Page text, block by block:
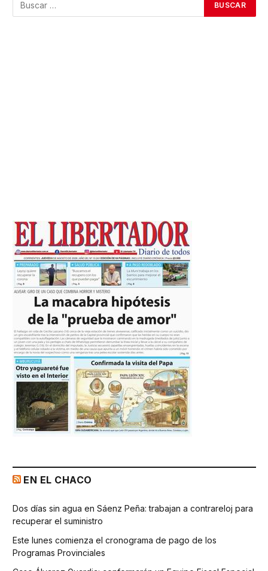
EN EL CHACO
Dos días sin agua en Sáenz Peña: trabajan a contrareloj para
recuperar el suministro
Este lunes comienza el cronograma de pago de los
Programas Provinciales